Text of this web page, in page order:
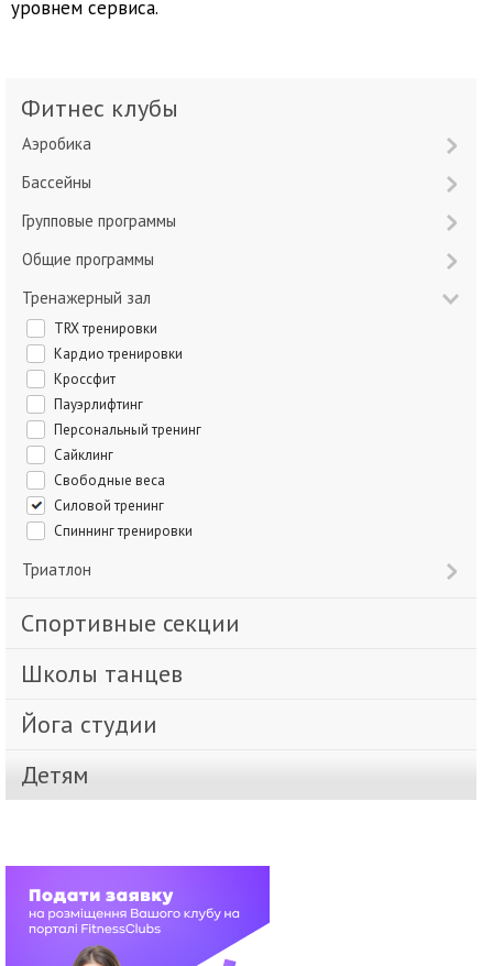
уровнем сервиса.
Фитнес клубы
Аэробика
Бассейны
Групповые программы
Общие программы
Тренажерный зал
TRX тренировки
Кардио тренировки
Кроссфит
Пауэрлифтинг
Персональный тренинг
Сайклинг
Свободные веса
Силовой тренинг
Спиннинг тренировки
Триатлон
Спортивные секции
Школы танцев
Йога студии
Детям